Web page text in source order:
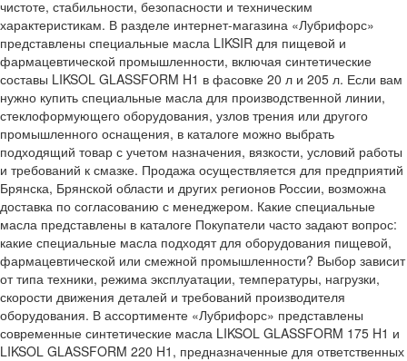
чистоте, стабильности, безопасности и техническим
характеристикам. В разделе интернет-магазина «Лубрифорс»
представлены специальные масла LIKSIR для пищевой и
фармацевтической промышленности, включая синтетические
составы LIKSOL GLASSFORM H1 в фасовке 20 л и 205 л. Если вам
нужно купить специальные масла для производственной линии,
стеклоформующего оборудования, узлов трения или другого
промышленного оснащения, в каталоге можно выбрать
подходящий товар с учетом назначения, вязкости, условий работы
и требований к смазке. Продажа осуществляется для предприятий
Брянска, Брянской области и других регионов России, возможна
доставка по согласованию с менеджером. Какие специальные
масла представлены в каталоге Покупатели часто задают вопрос:
какие специальные масла подходят для оборудования пищевой,
фармацевтической или смежной промышленности? Выбор зависит
от типа техники, режима эксплуатации, температуры, нагрузки,
скорости движения деталей и требований производителя
оборудования. В ассортименте «Лубрифорс» представлены
современные синтетические масла LIKSOL GLASSFORM 175 H1 и
LIKSOL GLASSFORM 220 H1, предназначенные для ответственных